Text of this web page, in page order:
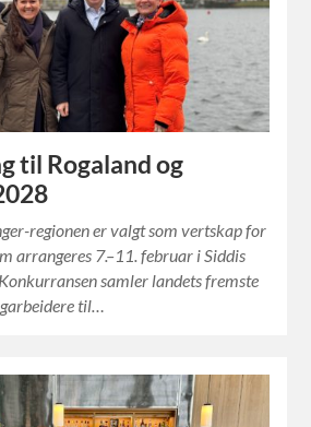
til Rogaland og
regionen er valgt som vertskap for
arrangeres 7.–11. februar i Siddis
samler landets fremste
til…